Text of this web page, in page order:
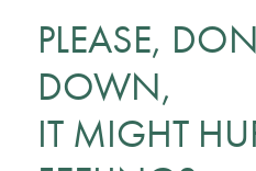
PLEASE,
DOWN,
IT MIGHT